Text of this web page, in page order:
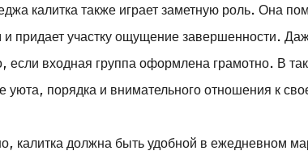
калитка также играет заметную роль. Она
придает участку ощущение завершенности.
если входная группа оформлена грамотно. В
порядка и внимательного отношения к
калитка должна быть удобной в ежедневном